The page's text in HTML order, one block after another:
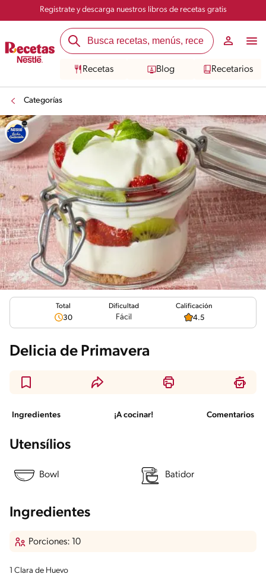
Registrate y descarga nuestros libros de recetas gratis
Recetas Blog Recetarios
Categorías
Total
30
Dificultad
Fácil
Calificación
4.5
Delicia de Primavera
Ingredientes ¡A cocinar! Comentarios
Utensílios
Bowl Batidor
Ingredientes
Porciones: 10
1 Clara de Huevo